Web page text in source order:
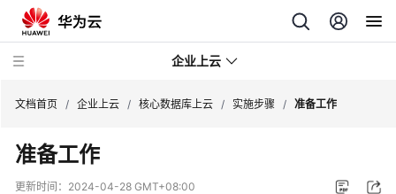
企业上云
SAP
监
文档首页 / 企业上云 / 核心数据库上云 / 实施步骤 / 准备工作
准备工作
更新时间： 2024-04-28 GMT+08:00